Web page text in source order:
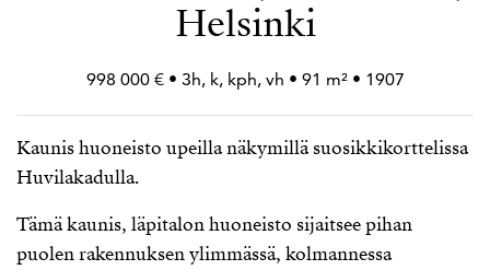
Helsinki
998 000 € • 3h, k, kph, vh • 91 m² • 1907
Kaunis huoneisto upeilla näkymillä suosikkikorttelissa
Huvilakadulla.
Tämä kaunis, läpitalon huoneisto sijaitsee pihan
puolen rakennuksen ylimmässä, kolmannessa